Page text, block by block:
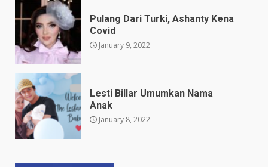
Pulang Dari Turki, Ashanty Kena
Covid
January 9, 2022
Lesti Billar Umumkan Nama
Anak
January 8, 2022